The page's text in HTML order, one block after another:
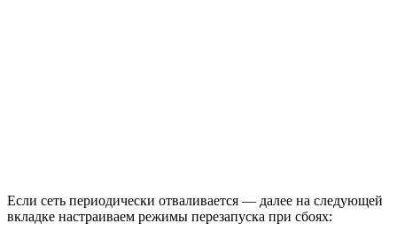
Если сеть периодически отваливается — далее на следующей
вкладке настраиваем режимы перезапуска при сбоях: